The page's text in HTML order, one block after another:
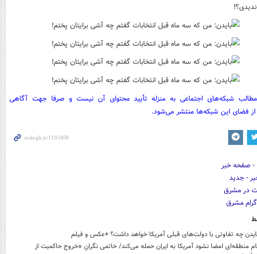
مطالب شبکه‌های اجتماعی به منزله تأیید محتوای آن نیست و صرفا جهت آگاهی
از فضای این شبکه‌ها منتشر می‌شود.
چه تفاوتی با دولت‌های قبلی آمریکا خواهد داشت؟ +عکس و فیلم
منطقه‌ای امضا نشود آمریکا به ایران حمله می‌کند/ خاتمی نگرانِ «خروج حاکمیت از